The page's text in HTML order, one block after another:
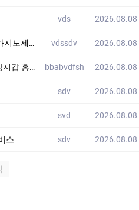
vds 2026.08.08
노제작 vdssdv 2026.08.08
몰 JWI bbabvdfsh 2026.08.08
sdv 2026.08.08
svd 2026.08.08
스 sdv 2026.08.08